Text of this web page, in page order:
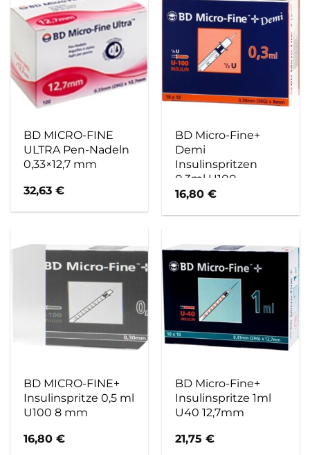
BD MICRO-FINE
ULTRA Pen-Nadeln
0,33×12,7 mm
32,63€
BD Micro-Fine+
Demi
Insulinspritzen
0,3ml U100
0,3x8mm
16,80€
BD MICRO-FINE+
Insulinspritze 0,5 ml
U100 8 mm
16,80€
BD Micro-Fine+
Insulinspritze 1ml
U40 12,7mm
21,75€